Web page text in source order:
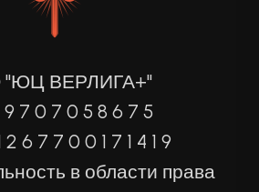
ВЕРЛИГА+"
7 0 7 0 5 8 6 7 5
6 7 7 0 0 1 7 1 4 1 9
в области права